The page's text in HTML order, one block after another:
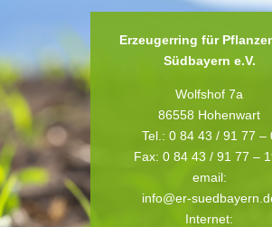
Erzeugerring für
Südbayern e.V.
Wolfshof 7a
86558 Hohenwart
Tel.: 0 84 43 / 91 77 –
Fax: 0 84 43 / 91 77 –
email:
info@er-
Internet: